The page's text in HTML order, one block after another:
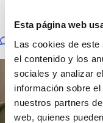
Esta página web
Las cookies de
el contenido y los
sociales y analizar
información sobre
nuestros partners
web, quienes
Categoría:Empresas,
No hay comentarios